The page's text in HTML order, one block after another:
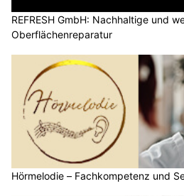
REFRESH GmbH: Nachhaltige und
Oberflächenreparatur
Hörmelodie – Fachkompetenz und